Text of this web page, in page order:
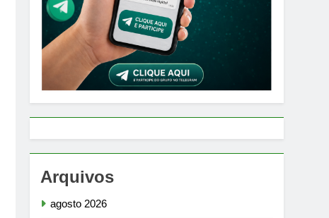
Arquivos
agosto 2026